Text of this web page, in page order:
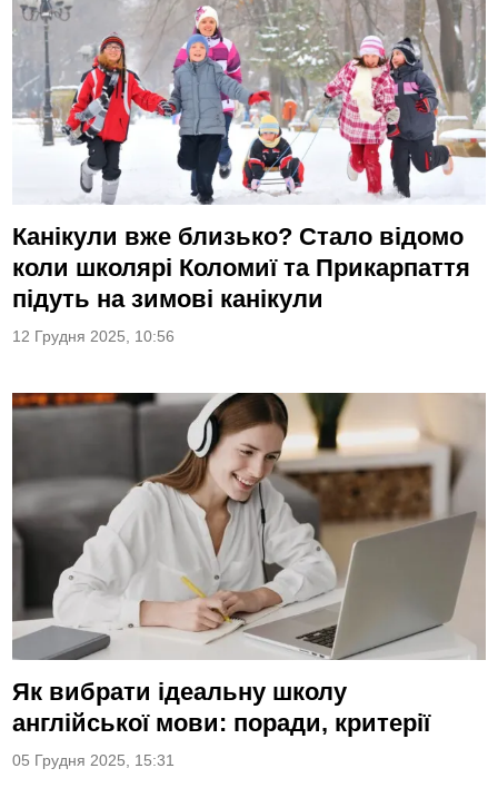
Канікули вже близько? Стало відомо
коли школярі Коломиї та Прикарпаття
підуть на зимові канікули
12 Грудня 2025, 10:56
Як вибрати ідеальну школу
англійської мови: поради, критерії
05 Грудня 2025, 15:31